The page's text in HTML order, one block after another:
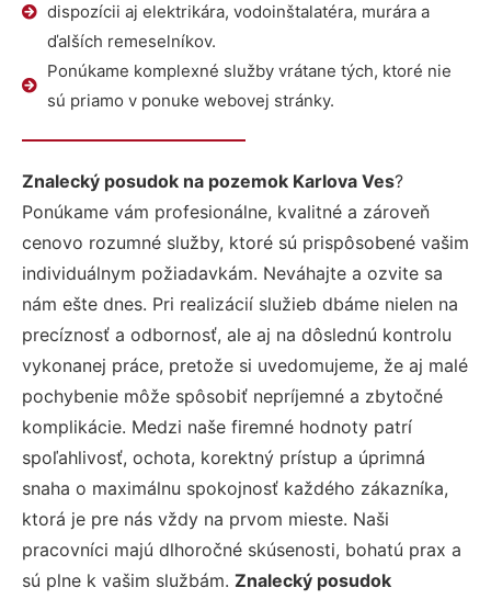
dispozícii aj elektrikára, vodoinštalatéra, murára a
ďalších remeselníkov.
Ponúkame komplexné služby vrátane tých, ktoré nie
sú priamo v ponuke webovej stránky.
Znalecký posudok na pozemok Karlova Ves?
Ponúkame vám profesionálne, kvalitné a zároveň
cenovo rozumné služby, ktoré sú prispôsobené vašim
individuálnym požiadavkám. Neváhajte a ozvite sa
nám ešte dnes. Pri realizácií služieb dbáme nielen na
precíznosť a odbornosť, ale aj na dôslednú kontrolu
vykonanej práce, pretože si uvedomujeme, že aj malé
pochybenie môže spôsobiť nepríjemné a zbytočné
komplikácie. Medzi naše firemné hodnoty patrí
spoľahlivosť, ochota, korektný prístup a úprimná
snaha o maximálnu spokojnosť každého zákazníka,
ktorá je pre nás vždy na prvom mieste. Naši
pracovníci majú dlhoročné skúsenosti, bohatú prax a
sú plne k vašim službám. Znalecký posudok